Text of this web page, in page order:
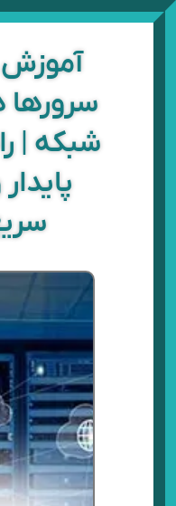
پرش
آموزش
سرورها
شبکه |